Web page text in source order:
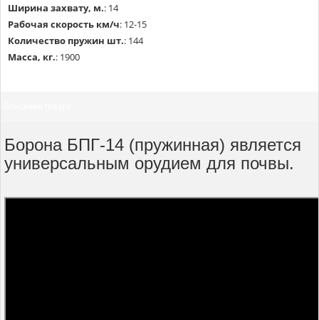
Ширина захвату, м.: 14
Рабочая скорость км/ч: 12-15
Количество пружин шт.: 144
Масса, кг.: 1900
Борона БПГ-14 (пружинная) является
универсальным орудием для почвы.